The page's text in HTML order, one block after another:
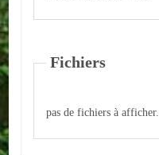
ASSOCIATIONS
Sportives
Fichiers
pas de fichiers à afficher.